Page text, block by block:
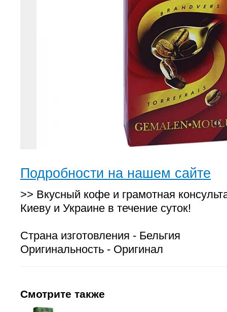
Подробности на нашем сайте
>> Вкусный кофе и грамотная
Киеву и Украине в течение суток!
Страна изготовления - Бельгия
Оригинальность - Оригинал
Смотрите также